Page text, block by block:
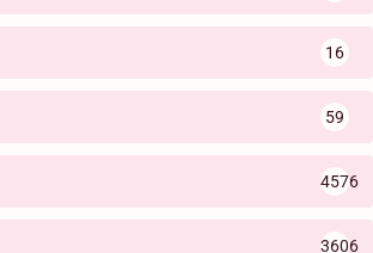
16
59
4576
3606